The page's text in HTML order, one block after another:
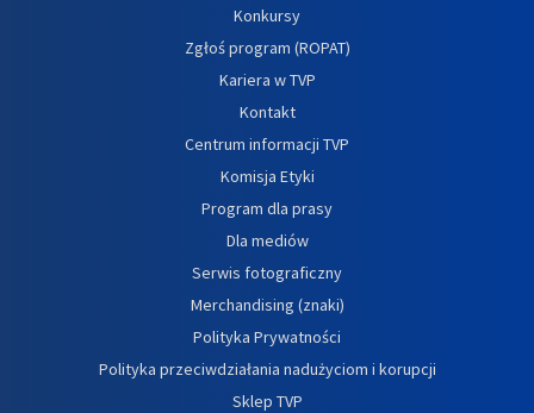
Konkursy
Zgłoś program (ROPAT)
Kariera w TVP
Kontakt
Centrum informacji TVP
Komisja Etyki
Program dla prasy
Dla mediów
Serwis fotograficzny
Merchandising (znaki)
Polityka Prywatności
Polityka przeciwdziałania nadużyciom i korupcji
Sklep TVP